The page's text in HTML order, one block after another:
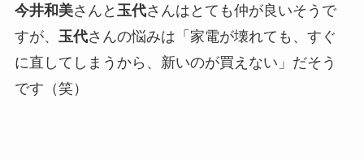
今井和美さんと 玉代さんはとても仲が良いそうで
すが、 玉代さんの悩みは「家電が壊れても、すぐ
に直してしまうから、新いのが買えない」だそう
です（笑）